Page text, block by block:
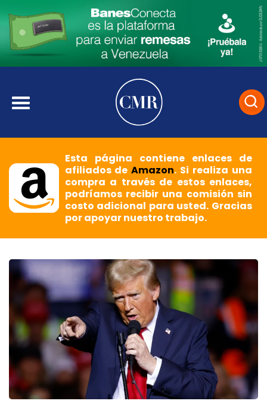
Esta página contiene enlaces de
afiliados deAmazon. Si realiza una
compra a través de estos enlaces,
podríamos recibir una comisión sin
costo adicional para usted. Gracias
por apoyar nuestro trabajo.